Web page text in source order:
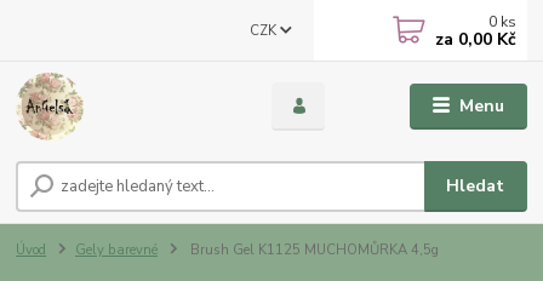
Menu
CZK
Hledat
0 ks
za 0,00 Kč
Úvod Gely barevné Brush Gel K1125 MUCHOMŮRKA 4,5g